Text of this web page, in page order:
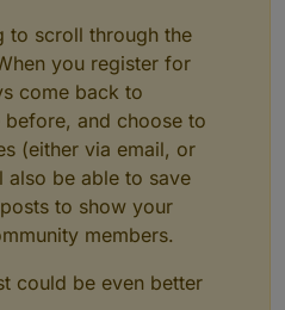
to scroll through the
you register for
come back to
and choose to
(either via email, or
also be able to save
to show your
members.
could be even better